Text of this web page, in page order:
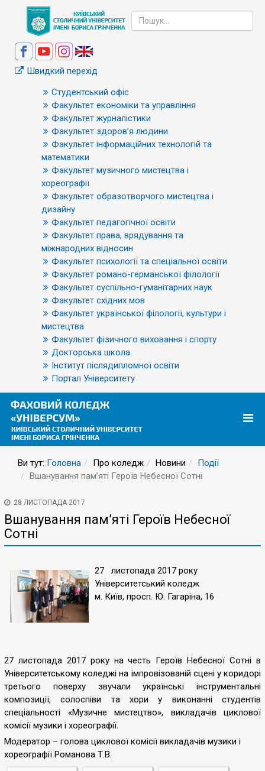
Швидкий перехід
Студентський офіс
Факультет економіки та управління
Факультет журналістики
Факультет здоров’я людини
Факультет інформаційних технологій та
математики
Факультет музичного мистецтва і
хореографії
Факультет образотворчого мистецтва і
дизайну
Факультет педагогічної освіти
Факультет права, врядування та
міжнародних відносин
Факультет психології та спеціальної освіти
Факультет романо-германської філології
Факультет суспільно-гуманітарних наук
Факультет східних мов
Факультет української філології, культури і
мистецтва
Факультет фізичного виховання і спорту
Докторська школа
Інститут післядипломної освіти
Портал Університету
Ви тут: Головна Про коледж Новини
Події
Вшанування пам’яті Героїв Небесної Сотні
28 ЛИСТОПАДА 2017
Вшанування пам’яті Героїв Небесної
Сотні
27 листопада 2017 року
Університетський коледж
м. Київ, просп. Ю. Гагаріна, 16
27 листопада 2017 року на честь Героїв Небесної Сотні в
Університетському коледжі на імпровізованій сцені у коридорі
третього поверху звучали українські інструментальні
композиції, солоспіви та хори у виконанні студентів
спеціальності «Музичне мистецтво», викладачів циклової
комісії музики і хореографії.
Модератор – голова циклової комісії викладачів музики і
хореографії Романова Т.В.